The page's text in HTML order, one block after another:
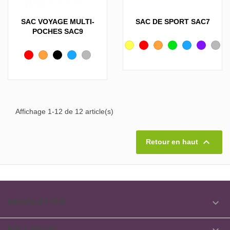
SAC VOYAGE MULTI-
POCHES SAC9
RougeOrangeNoir Bleu Gris
SAC DE SPORT SAC7
JauneRougeOrangeVert Bleu Violet Gris
Affichage 1-12 de 12 article(s)
Retour en haut 
